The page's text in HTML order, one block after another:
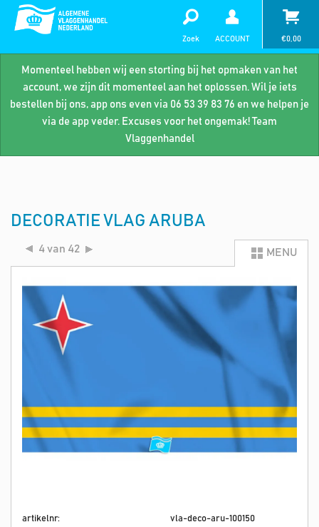
Momenteel hebben wij een storting bij het opmaken van het
account, we zijn dit momenteel aan het oplossen. Wil je iets
bestellen bij ons, app ons even via 06 53 39 83 76 en we helpen je
via de app veder. Excuses voor het ongemak! Team
Vlaggenhandel
Zoek ACCOUNT €0,00
DECORATIE VLAG ARUBA
4 van 42 MENU
artikelnr:
vla-deco-aru-100150